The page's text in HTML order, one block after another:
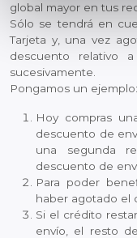
partir del uso que
global mayor en tus
Sólo se tendrá en
Tarjeta y, una vez
descuento relativo
sucesivamente.
Pongamos un ejemplo:
Hoy compras
descuento de
una segunda
descuento de
Para poder
haber agotado el
Si el crédito
envío, el resto